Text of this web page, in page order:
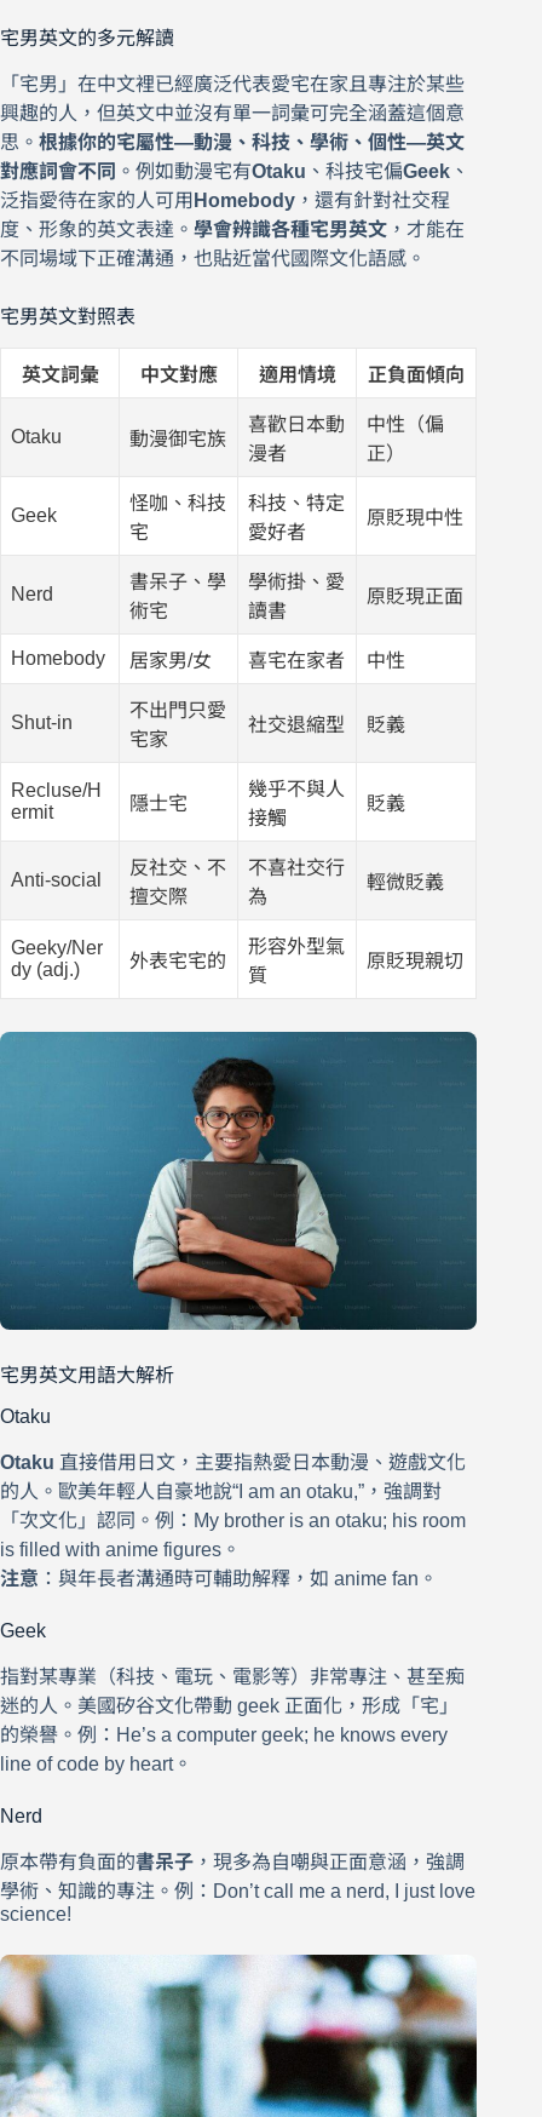
宅男英文的多元解讀
「宅男」在中文裡已經廣泛代表愛宅在家且專注於某些
興趣的人，但英文中並沒有單一詞彙可完全涵蓋這個意
思。 根據你的宅屬性—動漫、科技、學術、個性—英文
對應詞會不同 。例如動漫宅有Otaku 、科技宅偏Geek 、
泛指愛待在家的人可用 Homebody ，還有針對社交程
度、形象的英文表達。 學會辨識各種宅男英文 ，才能在
不同場域下正確溝通，也貼近當代國際文化語感。
宅男英文對照表
英文詞彙 中文對應 適用情境 正負面傾向
Otaku 動漫御宅族
喜歡日本動
漫者
中性（偏
正）
Geek
怪咖、科技
宅
科技、特定
愛好者
原貶現中性
Nerd
書呆子、學
術宅
學術掛、愛
讀書
原貶現正面
Homebody 居家男/女 喜宅在家者 中性
Shut-in
不出門只愛
宅家
社交退縮型 貶義
Recluse/H
ermit
隱士宅
幾乎不與人
接觸
貶義
Anti-social
反社交、不
擅交際
不喜社交行
為
輕微貶義
Geeky/Ner
dy (adj.)
外表宅宅的
形容外型氣
質
原貶現親切
宅男英文用語大解析
Otaku
Otaku 直接借用日文，主要指熱愛日本動漫、遊戲文化
的人。歐美年輕人自豪地說“I am an otaku,”，強調對
「次文化」認同。例：My brother is an otaku; his room
is filled with anime figures。
注意 ：與年長者溝通時可輔助解釋，如 anime fan。
Geek
指對某專業（科技、電玩、電影等）非常專注、甚至痴
迷的人。美國矽谷文化帶動 geek 正面化，形成「宅」
的榮譽。例：He’s a computer geek; he knows every
line of code by heart。
Nerd
原本帶有負面的書呆子 ，現多為自嘲與正面意涵，強調
學術、知識的專注。例：Don’t call me a nerd, I just love
science!